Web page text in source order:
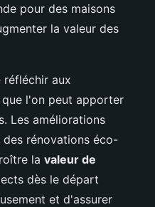
pour des maisons
la valeur des
réfléchir aux
l'on peut apporter
Les améliorations
rénovations éco-
la valeur de
dès le départ
et d'assurer